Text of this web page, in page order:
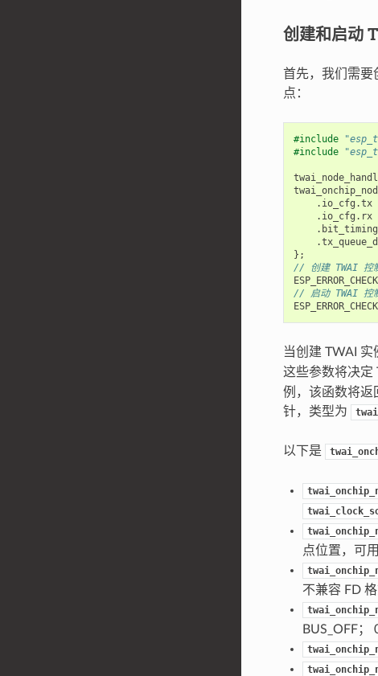
创建和启动
首先，我们需要
点：
#include
#include
. io_cfg .tx
. io_cfg . rx
. bit_timing
.
};
// 创建 TWAI 控
ESP_ERROR_CHECK
// 启动 TWAI 控
ESP_ERROR_CHECK
当创建 TWAI
这些参数将决定
例，该函数将返
针，类型为
以下是
点位置，可
不兼容 FD
BUS_OFF